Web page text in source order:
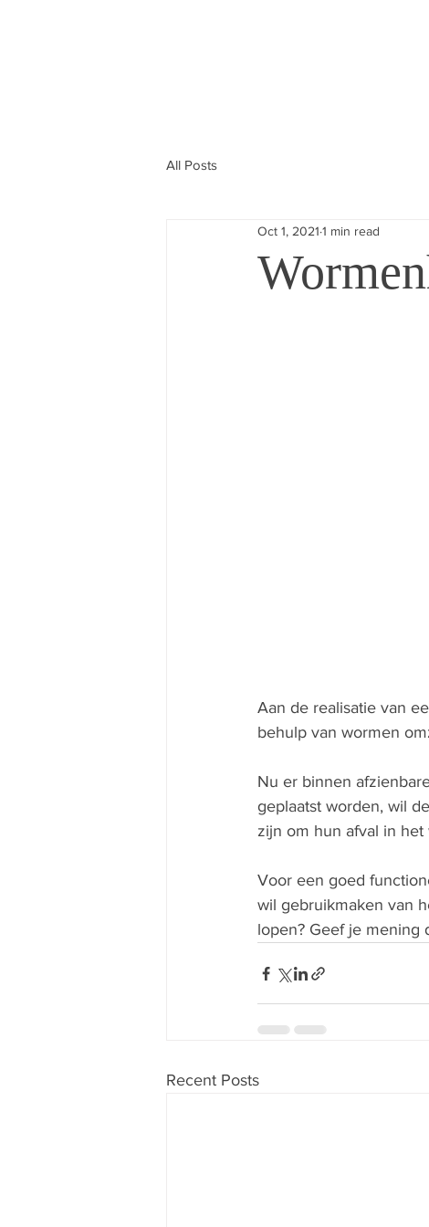
All Posts
Oct 1, 2021 1 min read
Aan de realisatie van
behulp van wormen
Nu er binnen
geplaatst worden, wil
zijn om hun afval in
Voor een goed
wil gebruikmaken van
lopen? Geef je mening
Recent Posts